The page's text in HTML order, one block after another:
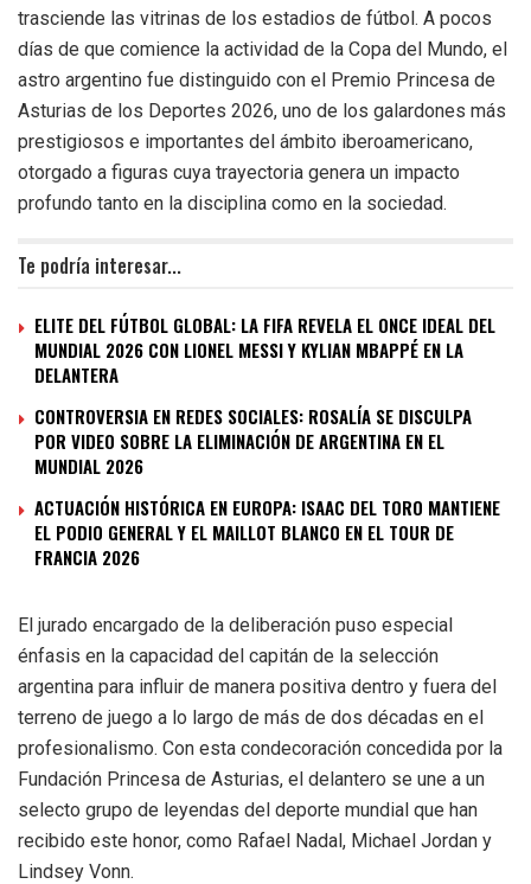
trasciende las vitrinas de los estadios de fútbol. A pocos
días de que comience la actividad de la Copa del Mundo, el
astro argentino fue distinguido con el Premio Princesa de
Asturias de los Deportes 2026, uno de los galardones más
prestigiosos e importantes del ámbito iberoamericano,
otorgado a figuras cuya trayectoria genera un impacto
profundo tanto en la disciplina como en la sociedad.
Te podría interesar...
ELITE DEL FÚTBOL GLOBAL: LA FIFA REVELA EL ONCE IDEAL DEL
MUNDIAL 2026 CON LIONEL MESSI Y KYLIAN MBAPPÉ EN LA
DELANTERA
CONTROVERSIA EN REDES SOCIALES: ROSALÍA SE DISCULPA
POR VIDEO SOBRE LA ELIMINACIÓN DE ARGENTINA EN EL
MUNDIAL 2026
ACTUACIÓN HISTÓRICA EN EUROPA: ISAAC DEL TORO MANTIENE
EL PODIO GENERAL Y EL MAILLOT BLANCO EN EL TOUR DE
FRANCIA 2026
El jurado encargado de la deliberación puso especial
énfasis en la capacidad del capitán de la selección
argentina para influir de manera positiva dentro y fuera del
terreno de juego a lo largo de más de dos décadas en el
profesionalismo. Con esta condecoración concedida por la
Fundación Princesa de Asturias, el delantero se une a un
selecto grupo de leyendas del deporte mundial que han
recibido este honor, como Rafael Nadal, Michael Jordan y
Lindsey Vonn.